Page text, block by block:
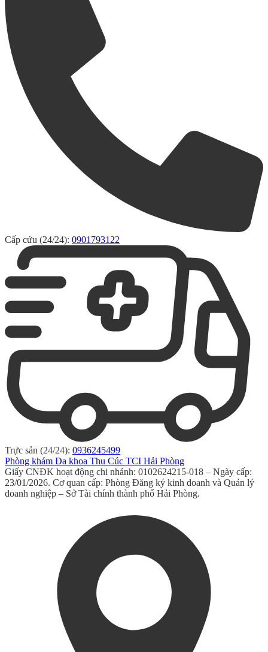
Trực sản (24/24): 0936245499
Phòng khám Đa khoa Thu Cúc TCI Hải Phòng
Giấy CNĐK hoạt động chi nhánh: 0102624215-018 – Ngày cấp:
23/01/2026. Cơ quan cấp: Phòng Đăng ký kinh doanh và Quản lý
doanh nghiệp – Sở Tài chính thành phố Hải Phòng.